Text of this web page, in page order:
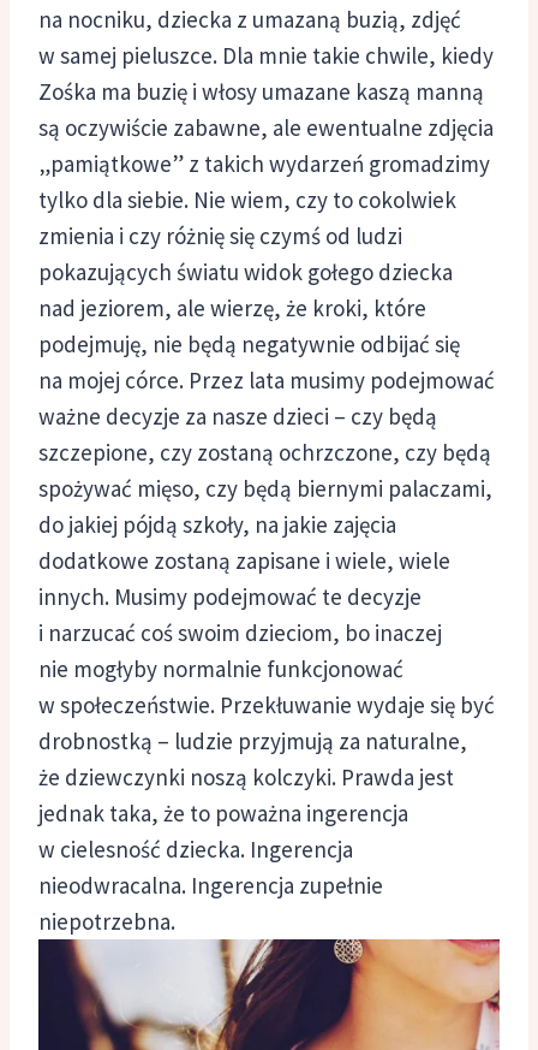
na nocniku, dziecka z umazaną buzią, zdjęć
w samej pieluszce. Dla mnie takie chwile, kiedy
Zośka ma buzię i włosy umazane kaszą manną
są oczywiście zabawne, ale ewentualne zdjęcia
„pamiątkowe” z takich wydarzeń gromadzimy
tylko dla siebie. Nie wiem, czy to cokolwiek
zmienia i czy różnię się czymś od ludzi
pokazujących światu widok gołego dziecka
nad jeziorem, ale wierzę, że kroki, które
podejmuję, nie będą negatywnie odbijać się
na mojej córce. Przez lata musimy podejmować
ważne decyzje za nasze dzieci – czy będą
szczepione, czy zostaną ochrzczone, czy będą
spożywać mięso, czy będą biernymi palaczami,
do jakiej pójdą szkoły, na jakie zajęcia
dodatkowe zostaną zapisane i wiele, wiele
innych. Musimy podejmować te decyzje
i narzucać coś swoim dzieciom, bo inaczej
nie mogłyby normalnie funkcjonować
w społeczeństwie. Przekłuwanie wydaje się być
drobnostką – ludzie przyjmują za naturalne,
że dziewczynki noszą kolczyki. Prawda jest
jednak taka, że to poważna ingerencja
w cielesność dziecka. Ingerencja
nieodwracalna. Ingerencja zupełnie
niepotrzebna.